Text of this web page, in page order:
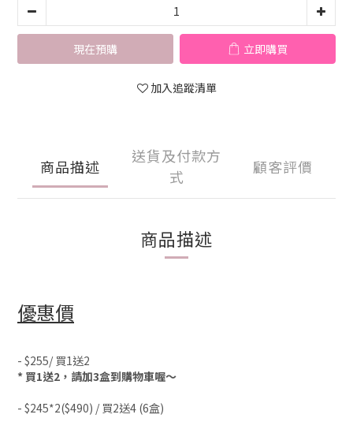
現在預購 立即購買
加入追蹤清單
商品描述
送貨及付款方
式
顧客評價
商品描述
優惠價
- $255/ 買1送2
* 買1送2，請加3盒到購物車喔～
- $245*2($490) / 買2送4 (6盒)